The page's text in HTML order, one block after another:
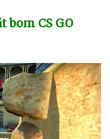
bom CS GO